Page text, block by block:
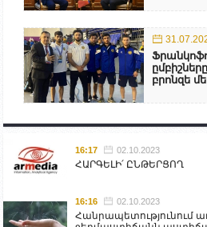
բրոնզե
16:17 02.10.2023
ՀԱՐԳԵԼԻ՛ ԸՆԹԵՐՑՈՂ
16:16 02.10.2023
Հանրապետությունում